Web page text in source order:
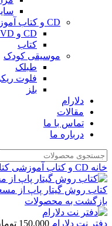
CD و کتاب آموزشی
CD و DVD
کتاب
موسیقی کودک
طبلک
فلوت
بلز
دلارام
مقالات
تماس با ما
درباره ما
خانه CD و کتاب آموزشی
کتاب روش گيتار پاپ از
بازگشت به محصولات
دفتر نت دلارام 150.000